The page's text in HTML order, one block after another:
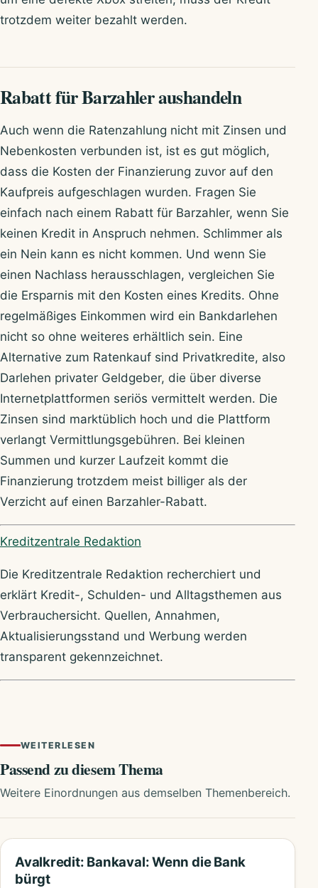
trotzdem weiter bezahlt werden.
Rabatt für Barzahler aushandeln
Auch wenn die Ratenzahlung nicht mit Zinsen und
Nebenkosten verbunden ist, ist es gut möglich,
dass die Kosten der Finanzierung zuvor auf den
Kaufpreis aufgeschlagen wurden. Fragen Sie
einfach nach einem Rabatt für Barzahler, wenn Sie
keinen Kredit in Anspruch nehmen. Schlimmer als
ein Nein kann es nicht kommen. Und wenn Sie
einen Nachlass herausschlagen, vergleichen Sie
die Ersparnis mit den Kosten eines Kredits. Ohne
regelmäßiges Einkommen wird ein Bankdarlehen
nicht so ohne weiteres erhältlich sein. Eine
Alternative zum Ratenkauf sind Privatkredite, also
Darlehen privater Geldgeber, die über diverse
Internetplattformen seriös vermittelt werden. Die
Zinsen sind marktüblich hoch und die Plattform
verlangt Vermittlungsgebühren. Bei kleinen
Summen und kurzer Laufzeit kommt die
Finanzierung trotzdem meist billiger als der
Verzicht auf einen Barzahler-Rabatt.
Über Kreditzentrale
Kreditzentrale Redaktion
Die Kreditzentrale Redaktion recherchiert und
erklärt Kredit-, Schulden- und Alltagsthemen aus
Verbrauchersicht. Quellen, Annahmen,
Aktualisierungsstand und Werbung werden
transparent gekennzeichnet.
WEITERLESEN
Passend zu diesem Thema
Weitere Einordnungen aus demselben Themenbereich.
Avalkredit: Bankaval: Wenn die Bank
bürgt